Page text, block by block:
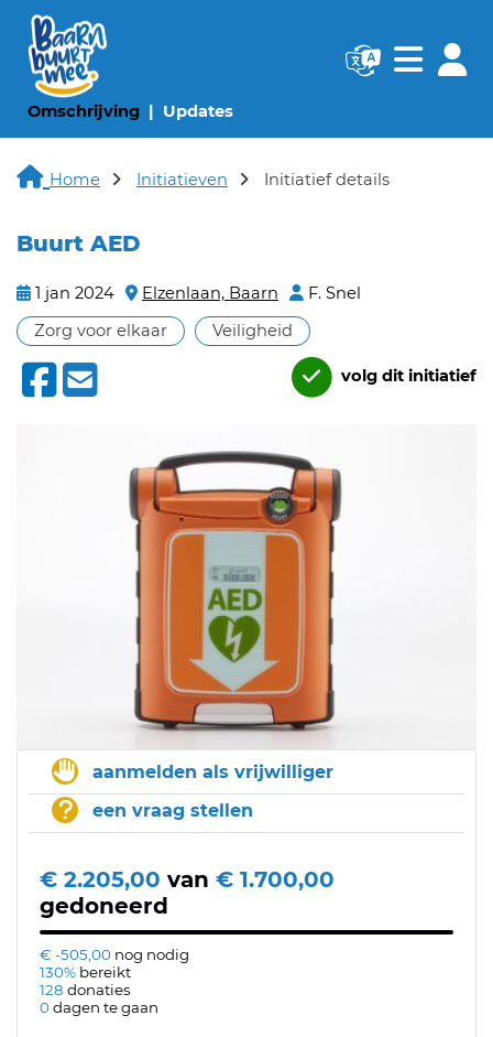
Omschrijving(huidige pagina)
Updates(huidige pagina)
Navigatie
Home Initiatieven Initiatief details
Buurt AED
1 jan 2024 Elzenlaan, Baarn
F. Snel
Zorg voor elkaar
Veiligheid
volg dit initiatief
aanmelden als vrijwilliger
een vraag stellen
€ 2.205,00 van € 1.700,00
gedoneerd
€ -505,00 nog nodig
130% bereikt
128 donaties
0dagen te gaan